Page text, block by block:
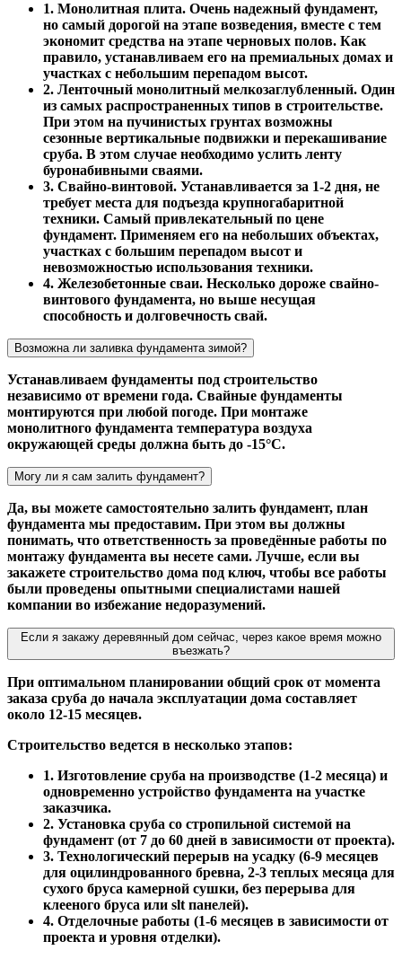
1. Монолитная плита. Очень надежный фундамент,
но самый дорогой на этапе возведения, вместе с тем
экономит средства на этапе черновых полов. Как
правило, устанавливаем его на премиальных домах и
участках с небольшим перепадом высот.
2. Ленточный монолитный мелкозаглубленный. Один
из самых распространенных типов в строительстве.
При этом на пучинистых грунтах возможны
сезонные вертикальные подвижки и перекашивание
сруба. В этом случае необходимо услить ленту
буронабивными сваями.
3. Свайно-винтовой. Устанавливается за 1-2 дня, не
требует места для подъезда крупногабаритной
техники. Самый привлекательный по цене
фундамент. Применяем его на небольших объектах,
участках с большим перепадом высот и
невозможностью использования техники.
4. Железобетонные сваи. Несколько дороже свайно-
винтового фундамента, но выше несущая
способность и долговечность свай.
Возможна ли заливка фундамента зимой?
Устанавливаем фундаменты под строительство
независимо от времени года. Свайные фундаменты
монтируются при любой погоде. При монтаже
монолитного фундамента температура воздуха
окружающей среды должна быть до -15°С.
Могу ли я сам залить фундамент?
Да, вы можете самостоятельно залить фундамент, план
фундамента мы предоставим. При этом вы должны
понимать, что ответственность за проведённые работы по
монтажу фундамента вы несете сами. Лучше, если вы
закажете строительство дома под ключ, чтобы все работы
были проведены опытными специалистами нашей
компании во избежание недоразумений.
Если я закажу деревянный дом сейчас, через какое время можно
въезжать?
При оптимальном планировании общий срок от момента
заказа сруба до начала эксплуатации дома составляет
около 12-15 месяцев.
Строительство ведется в несколько этапов:
1. Изготовление сруба на производстве (1-2 месяца) и
одновременно устройство фундамента на участке
заказчика.
2. Установка сруба со стропильной системой на
фундамент (от 7 до 60 дней в зависимости от проекта).
3. Технологический перерыв на усадку (6-9 месяцев
для оцилиндрованного бревна, 2-3 теплых месяца для
сухого бруса камерной сушки, без перерыва для
клееного бруса или slt панелей).
4. Отделочные работы (1-6 месяцев в зависимости от
проекта и уровня отделки).